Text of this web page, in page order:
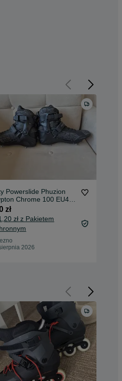
Powerslide Phuzion
Chrome 100 EU42
zł
zł z Pakietem
2026